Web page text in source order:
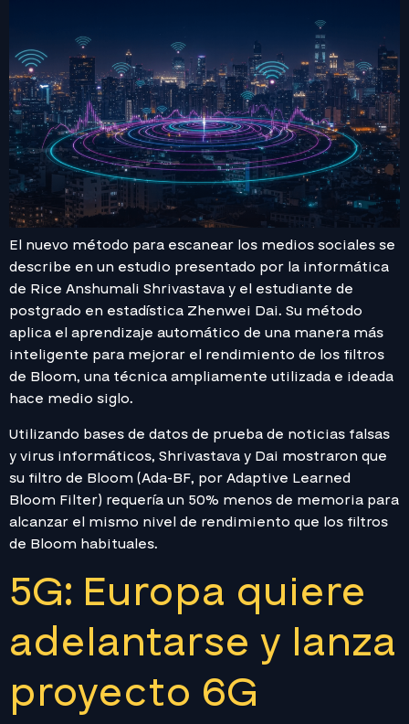
El nuevo método para escanear los medios sociales se
describe en un estudio presentado por la informática
de Rice Anshumali Shrivastava y el estudiante de
postgrado en estadística Zhenwei Dai. Su método
aplica el aprendizaje automático de una manera más
inteligente para mejorar el rendimiento de los filtros
de Bloom, una técnica ampliamente utilizada e ideada
hace medio siglo.
Utilizando bases de datos de prueba de noticias falsas
y virus informáticos, Shrivastava y Dai mostraron que
su filtro de Bloom (Ada-BF, por Adaptive Learned
Bloom Filter) requería un 50% menos de memoria para
alcanzar el mismo nivel de rendimiento que los filtros
de Bloom habituales.
5G: Europa quiere
adelantarse y lanza
proyecto 6G